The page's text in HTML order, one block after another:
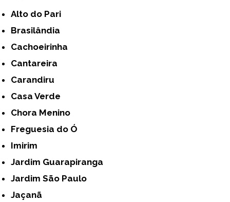
Alto do Pari
Brasilândia
Cachoeirinha
Cantareira
Carandiru
Casa Verde
Chora Menino
Freguesia do Ó
Imirim
Jardim Guarapiranga
Jardim São Paulo
Jaçanã